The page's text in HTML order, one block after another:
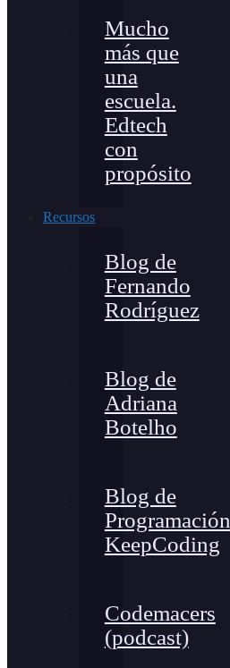
Mucho
más que
una
escuela.
Edtech
con
propósito
Recursos
Blog de
Fernando
Rodríguez
Blog de
Adriana
Botelho
Blog de
Programación
KeepCoding
Codemacers
(podcast)